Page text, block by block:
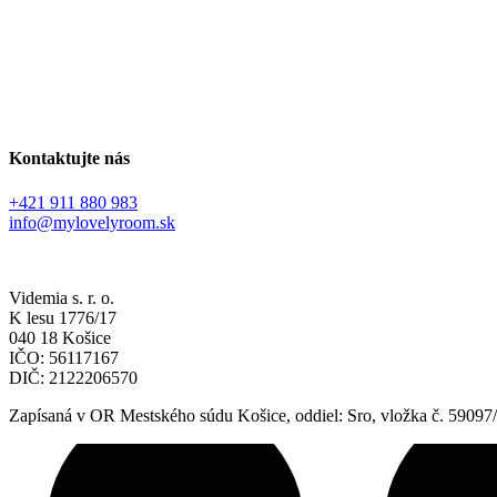
Kontaktujte nás
+421 911 880 983
info@mylovelyroom.sk
Videmia s. r. o.
K lesu 1776/17
040 18 Košice
IČO: 56117167
DIČ: 2122206570
Zapísaná v OR Mestského súdu Košice, oddiel: Sro, vložka č.